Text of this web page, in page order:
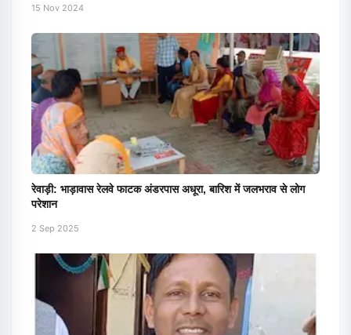
15 Nov 2024
रेवाड़ी: भाड़ावास रेलवे फाटक अंडरपास अधूरा, बारिश में जलभराव से लोग
परेशान
2 Sep 2025